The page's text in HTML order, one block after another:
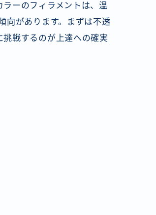
ーのフィラメントは、温
向があります。まずは不透
戦するのが上達への確実